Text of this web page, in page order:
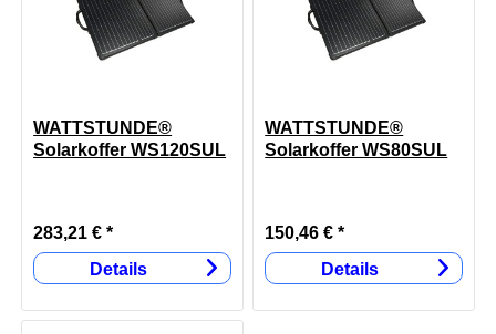
WATTSTUNDE®
Solarkoffer WS120SUL
283,21 € *
Details
WATTSTUNDE®
Solarkoffer WS80SUL
150,46 € *
Details